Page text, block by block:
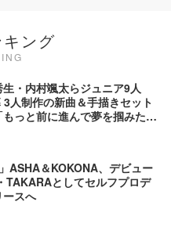
ング
・内村颯太らジュニア9人
3人制作の新曲＆手描きセット
っと前に進んで夢を掴みた
ASHA＆KOKONA、デビュー
TAKARAとしてセルフプロデ
ースへ